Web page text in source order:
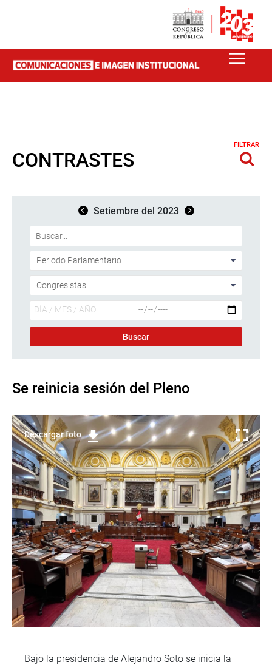
CONTRASTES
FILTRAR
Setiembre del 2023
Se reinicia sesión del Pleno
Descargar foto
Bajo la presidencia de Alejandro Soto se inicia la